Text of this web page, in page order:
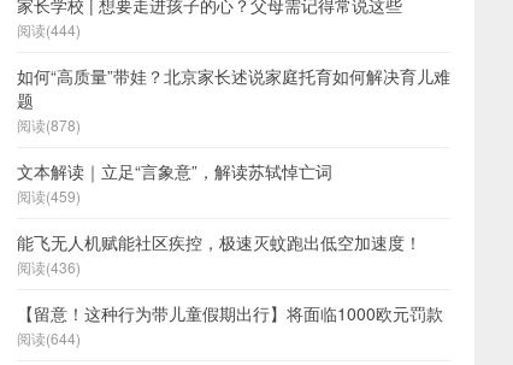
家长学校 | 想要走进孩子的心？父母需记得常说这些
阅读(444)
如何“高质量”带娃？北京家长述说家庭托育如何解决育儿难
题
阅读(878)
文本解读｜立足“言象意”，解读苏轼悼亡词
阅读(459)
能飞无人机赋能社区疾控，极速灭蚊跑出低空加速度！
阅读(436)
【留意！这种行为带儿童假期出行】将面临1000欧元罚款
阅读(644)